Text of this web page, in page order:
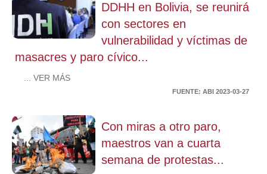
DDHH en Bolivia, se reunirá
con sectores en
vulnerabilidad y víctimas de
masacres y paro cívico...
... VER MÁS
FUENTE: ABI 2023-03-27
Con miras a otro paro,
maestros van a cuarta
semana de protestas...